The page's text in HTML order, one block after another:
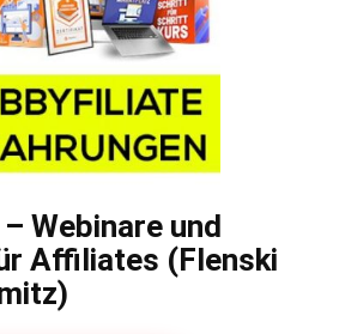
Webinare und
Affiliates (Flenski